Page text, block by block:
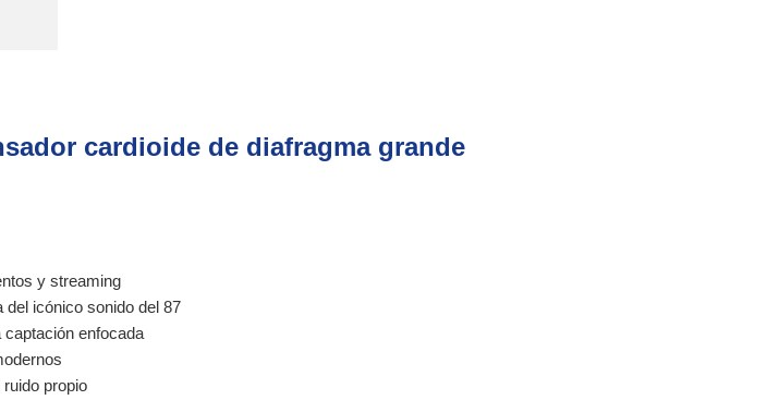
cardioide de diafragma grande
y streaming
del icónico sonido del 87
captación enfocada
propio